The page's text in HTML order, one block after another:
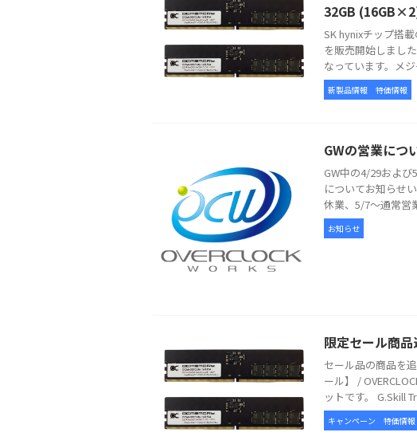
32GB
SK hynixチップ搭載
を販売開始しまし
なっています。メ
新製品情報 特価情報
GWの営業につ
GW中の4/29およ
についてお知らせ
休業、5/7～通常営
お知らせ
限定セール商品
セール品の商品を
ール】 /
ットです。 G.Skill
キャンペーン 特価情報